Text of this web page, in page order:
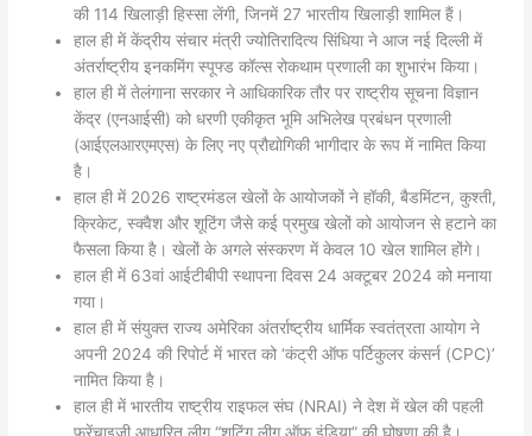
की 114 खिलाड़ी हिस्सा लेंगी, जिनमें 27 भारतीय खिलाड़ी शामिल हैं।
हाल ही में केंद्रीय संचार मंत्री ज्योतिरादित्य सिंधिया ने आज नई दिल्ली में
अंतर्राष्ट्रीय इनकमिंग स्पूफ्ड कॉल्स रोकथाम प्रणाली का शुभारंभ किया।
हाल ही में तेलंगाना सरकार ने आधिकारिक तौर पर राष्ट्रीय सूचना विज्ञान
केंद्र (एनआईसी) को धरणी एकीकृत भूमि अभिलेख प्रबंधन प्रणाली
(आईएलआरएमएस) के लिए नए प्रौद्योगिकी भागीदार के रूप में नामित किया
है।
हाल ही में 2026 राष्ट्रमंडल खेलों के आयोजकों ने हॉकी, बैडमिंटन, कुश्ती,
क्रिकेट, स्क्वैश और शूटिंग जैसे कई प्रमुख खेलों को आयोजन से हटाने का
फैसला किया है। खेलों के अगले संस्करण में केवल 10 खेल शामिल होंगे।
हाल ही में 63वां आईटीबीपी स्थापना दिवस 24 अक्टूबर 2024 को मनाया
गया।
हाल ही में संयुक्त राज्य अमेरिका अंतर्राष्ट्रीय धार्मिक स्वतंत्रता आयोग ने
अपनी 2024 की रिपोर्ट में भारत को ‘कंट्री ऑफ पर्टिकुलर कंसर्न (CPC)’
नामित किया है।
हाल ही में भारतीय राष्ट्रीय राइफल संघ (NRAI) ने देश में खेल की पहली